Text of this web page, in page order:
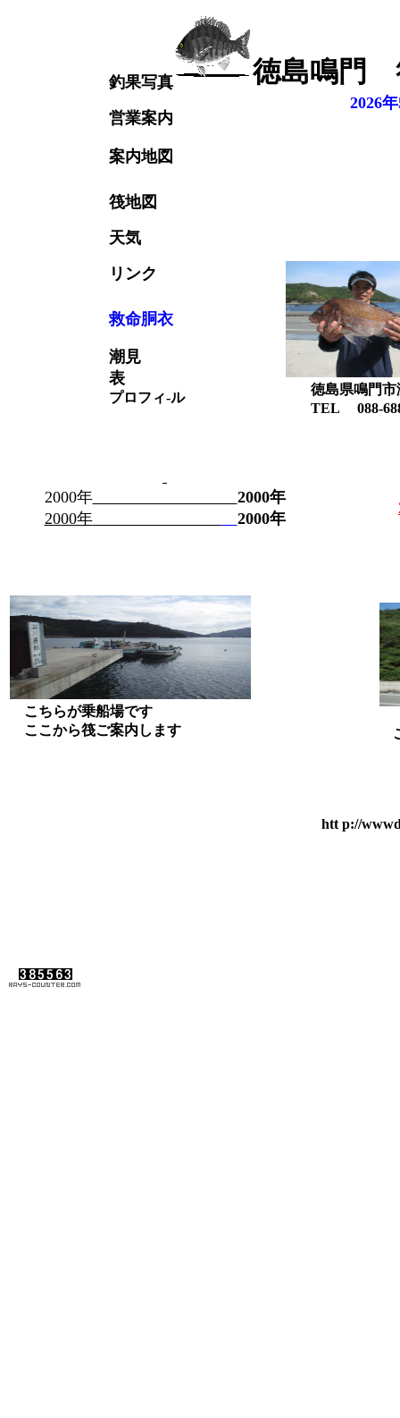
徳島鳴門
2026
徳島県鳴門市瀬戸町撫佐
TEL 088-688-0153 携帯
釣果写真
営業案内
案内地図
筏地図
天気
リンク
救命胴衣
潮見
表
プロフィ-ル
2000年
2000年
2000年
2000年
こちらが乗船場です
ここから筏ご案内します
htt p://